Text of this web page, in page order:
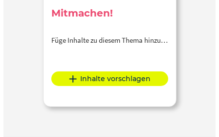
Mitmachen!
Füge Inhalte zu diesem Thema hinzu…
Inhalte vorschlagen